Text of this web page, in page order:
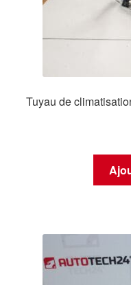
Tuyau de